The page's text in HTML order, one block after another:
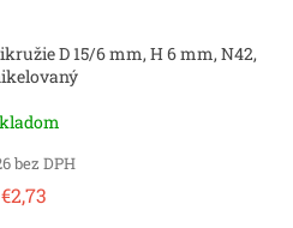
D 15/6 mm, H 6 mm, N42,
bez DPH
€2,73